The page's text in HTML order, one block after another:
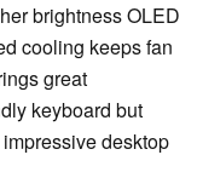
brightness OLED
cooling keeps fan
great
keyboard but
desktop